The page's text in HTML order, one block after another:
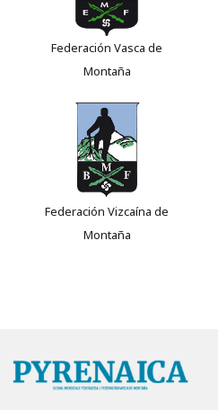
Federación Vasca de
Montaña
Federación Vizcaína de
Montaña